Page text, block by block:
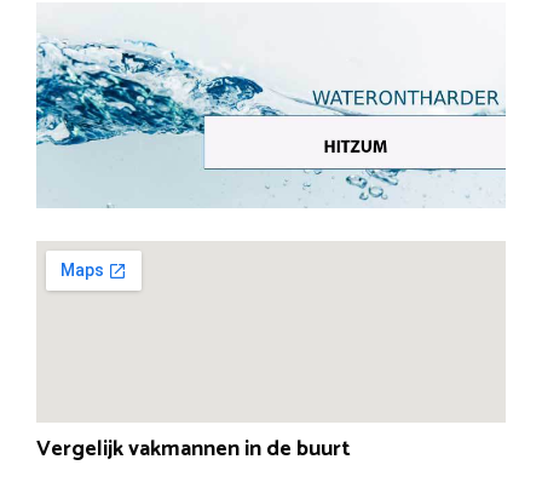
Vergelijk vakmannen in de buurt